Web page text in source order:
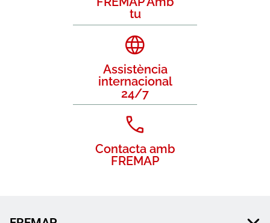
tu
Assistència
internacional
24/7
Contacta amb
FREMAP